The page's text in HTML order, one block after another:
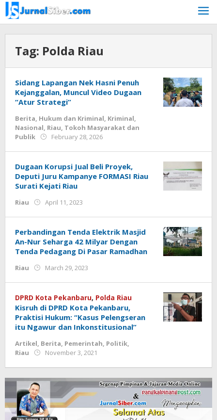
Skip
to
content
Tag: Polda Riau
Sidang Lapangan Nek Hasni Penuh
Kejanggalan, Muncul Video Dugaan
“Atur Strategi”
Berita, Hukum dan Kriminal, Kriminal,
Nasional, Riau, Tokoh Masyarakat dan
Publik
February 28, 2026
Dugaan Korupsi Jual Beli Proyek,
Deputi Juru Kampanye FORMASI Riau
Surati Kejati Riau
Riau April 11, 2023
Perbandingan Tenda Elektrik Masjid
An-Nur Seharga 42 Milyar Dengan
Tenda Pedagang Di Pasar Ramadhan
Riau March 29, 2023
DPRD Kota Pekanbaru, Polda Riau
Kisruh di DPRD Kota Pekanbaru,
Praktisi Hukum: “Kasus Pelengseran
itu Ngawur dan Inkonstitusional”
Artikel, Berita, Pemerintah, Politik,
Riau
November 3, 2021